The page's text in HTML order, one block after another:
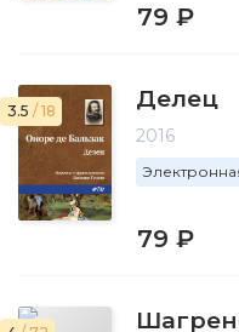
79 ₽
3.5 / 18 Делец
2016
79 ₽